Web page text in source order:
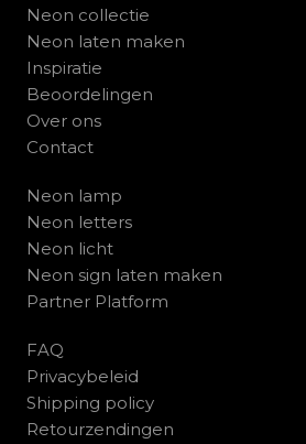
Neon collectie
Neon laten maken
Inspiratie
Beoordelingen
Over ons
Contact
Neon lamp
Neon letters
Neon licht
Neon sign laten maken
Partner Platform
FAQ
Privacybeleid
Shipping policy
Retourzendingen